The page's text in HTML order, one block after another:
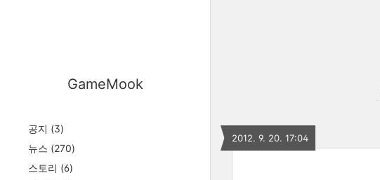
GameMook
공지 (3)
뉴스 (270)
스토리 (6)
2012. 9. 20. 17:04